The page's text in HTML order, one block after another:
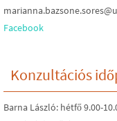
Facebook
Konzultációs
Barna László: hétfő 9.00-